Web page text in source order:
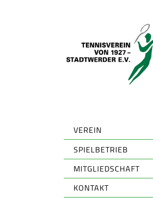
VEREIN
SPIELBETRIEB
MITGLIEDSCHAFT
KONTAKT